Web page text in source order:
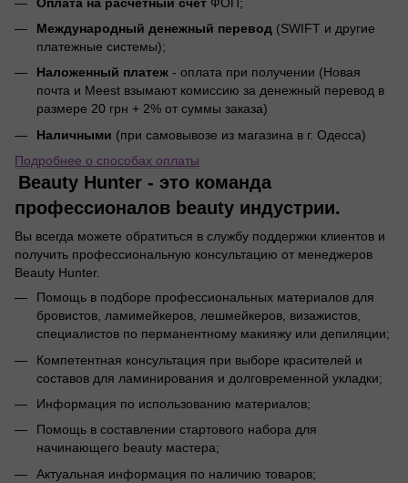
Международный денежный перевод (SWIFT и другие
платежные системы);
Наложенный платеж - оплата при получении (Новая
почта и Meest взымают комиссию за денежный перевод в
размере 20 грн + 2% от суммы заказа)
Наличными (при самовывозе из магазина в г. Одесса)
Подробнее о способах оплаты
Beauty Hunter - это команда
профессионалов beauty индустрии.
Вы всегда можете обратиться в службу поддержки клиентов и
получить профессиональную консультацию от менеджеров
Beauty Hunter.
Помощь в подборе профессиональных материалов для
бровистов, ламимейкеров, лешмейкеров, визажистов,
специалистов по перманентному макияжу или депиляции;
Компетентная консультация при выборе красителей и
составов для ламинирования и долговременной укладки;
Информация по использованию материалов;
Помощь в составлении стартового набора для
начинающего beauty мастера;
Актуальная информация по наличию товаров;